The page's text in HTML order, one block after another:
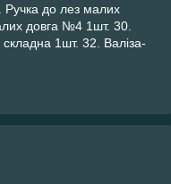
до лез малих
довга №4 1шт. 30.
1шт. 32. Валіза-